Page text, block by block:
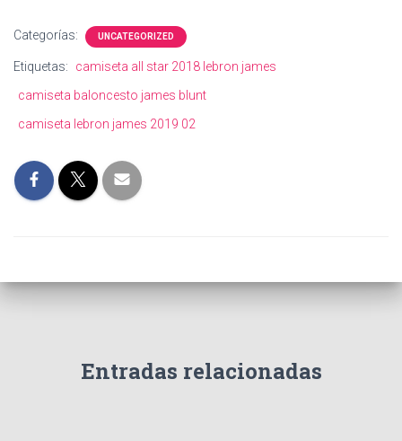
Categorías: UNCATEGORIZED
Etiquetas:
camiseta all star 2018 lebron james
camiseta baloncesto james blunt
camiseta lebron james 2019 02
Entradas relacionadas